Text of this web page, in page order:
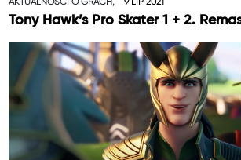
Tony Hawk’s Pro Skater 1 + 2.